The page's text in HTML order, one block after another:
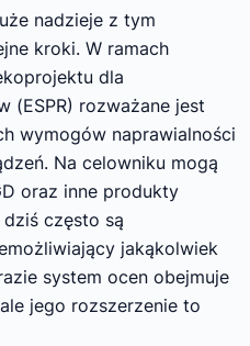
nadzieje z tym
kroki. W ramach
dla
(ESPR) rozważane jest
wymogów naprawialności
Na celowniku mogą
oraz inne produkty
często są
jakąkolwiek
system ocen obejmuje
jego rozszerzenie to